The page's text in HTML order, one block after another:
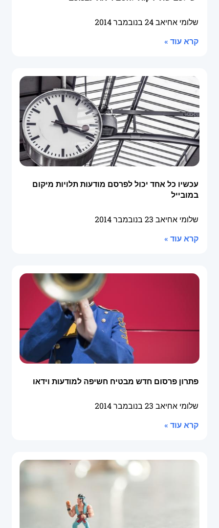
שלומי אחיאב24 בנובמבר 2014
קרא עוד »
עכשיו כל אחד יכול לפרסם מודעות תלויות מיקום
במובייל
שלומי אחיאב 23 בנובמבר 2014
קרא עוד »
פתרון פרסום חדש מבטיח חשיפה למודעות וידאו
שלומי אחיאב 23 בנובמבר 2014
קרא עוד »